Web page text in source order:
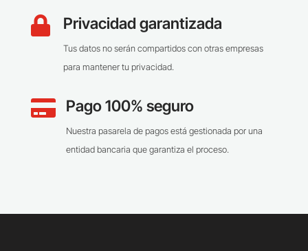
 Privacidad garantizada
Tus datos no serán compartidos con otras empresas
para mantener tu privacidad.
 Pago 100% seguro
Nuestra pasarela de pagos está gestionada por una
entidad bancaria que garantiza el proceso.